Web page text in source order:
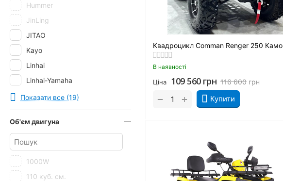
Квадроцикл Comman Renger 250 Камо
В наявності
116 600 грн
Ціна 109 560 грн
Купити
+
−
Hummer
JinLing
JITAO
Kayo
Linhai
Linhai-Yamaha
Loncin
Mikilon
Motoleader
ORIX
Показати все (19)
Об'єм двигуна
1000W
110 куб. см.